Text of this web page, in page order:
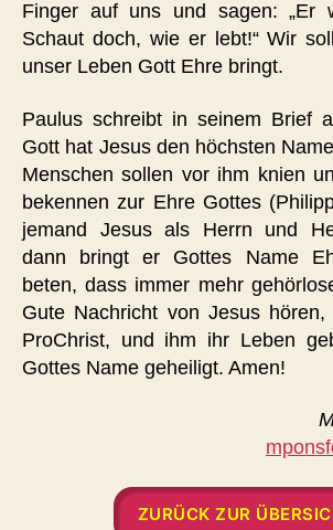
Finger auf uns und sagen: „Er
Schaut doch, wie er lebt!“ Wir
unser Leben Gott Ehre bringt.
Paulus schreibt in seinem Brief
Gott hat Jesus den höchsten
Menschen sollen vor ihm knien
bekennen zur Ehre Gottes
jemand Jesus als Herrn und
dann bringt er Gottes Name
beten, dass immer mehr
Gute Nachricht von Jesus
ProChrist, und ihm ihr Leben
Gottes Name geheiligt. Amen!
ZURÜCK ZUR